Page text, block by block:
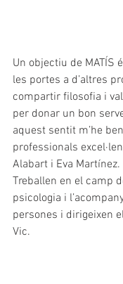
Un objectiu de MATÍS
les portes a d’altres
compartir filosofia i
per donar un bon
aquest sentit m’he
professionals
Alabart i Eva Martínez.
Treballen en el camp
psicologia i
persones i dirigeixen
Vic.